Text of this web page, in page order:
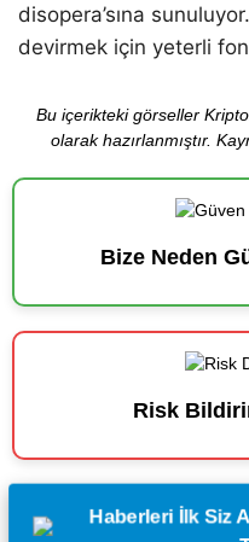
disopera’sına
devirmek için yeterli
Bu içerikteki görseller
olarak hazırlanmıştır.
Bize Neden
Risk
Haberleri İlk Siz